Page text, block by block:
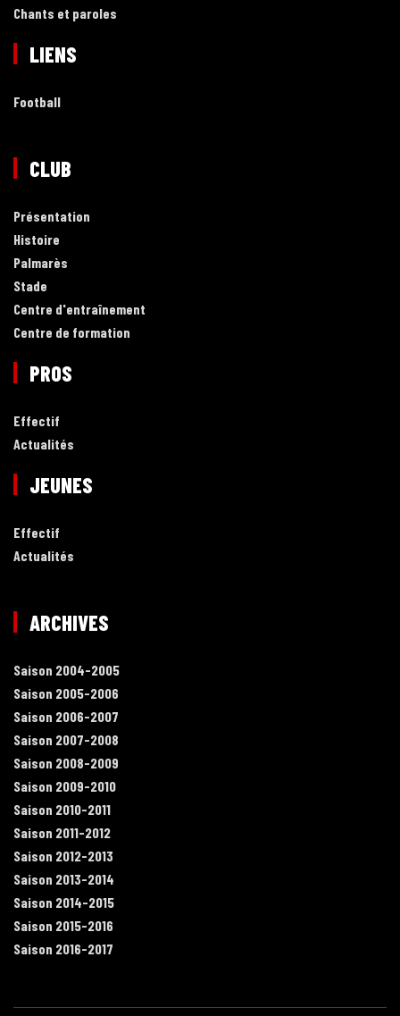
Chants et paroles
LIENS
Football
CLUB
Présentation
Histoire
Palmarès
Stade
Centre d'entraînement
Centre de formation
PROS
Effectif
Actualités
JEUNES
Effectif
Actualités
ARCHIVES
Saison 2004-2005
Saison 2005-2006
Saison 2006-2007
Saison 2007-2008
Saison 2008-2009
Saison 2009-2010
Saison 2010-2011
Saison 2011-2012
Saison 2012-2013
Saison 2013-2014
Saison 2014-2015
Saison 2015-2016
Saison 2016-2017